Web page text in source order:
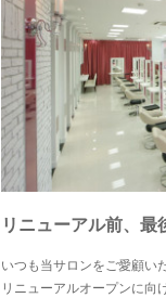
リニューアル前、最
いつも当サロンをご愛顧い
リニューアルオープンに向